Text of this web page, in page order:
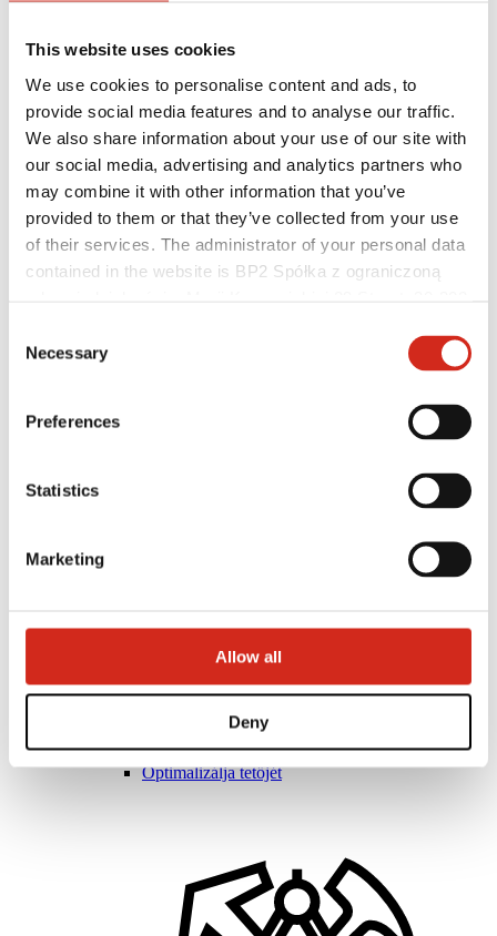
This website uses cookies
We use cookies to personalise content and ads, to
provide social media features and to analyse our traffic.
We also share information about your use of our site with
our social media, advertising and analytics partners who
may combine it with other information that you’ve
provided to them or that they’ve collected from your use
of their services. The administrator of your personal data
contained in the website is BP2 Spółka z ograniczoną
121387608.
Selection
Necessary
Preferences
Statistics
Marketing
Allow all
Deny
Hasznos linkek
Bevonatok, színválaszték és garanciák
Garancia nyilvántartásba vétele
Megvalósítások és inspirációk
Letölthető fájlok
Hol lehet megvásárolni?
BIM könyvtárak
Ügyfélzóna – eProfil
Letölthető fájlok
Marketing ajánlat
BP2 50:50 Program
Optimalizálja tetőjét